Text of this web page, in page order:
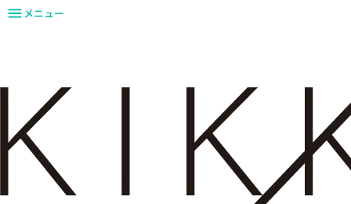
メニュー